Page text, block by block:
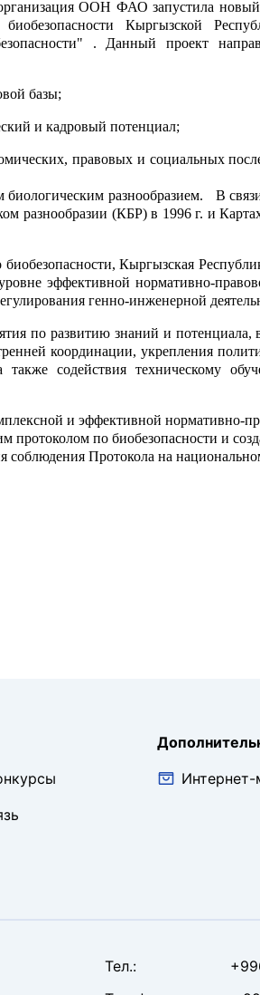
ООН ФАО запустила новый
Кыргызской
. Данный проект
базы;
и кадровый потенциал;
правовых и социальных
биологическим разнообразием. В
разнообразии (КБР) в 1996 г. и
Кыргызская
эффективной нормативно-
генно-инженерной
по развитию знаний и потенциала,
координации, укрепления
содействия техническому
и эффективной нормативно-
протоколом по биобезопасности и
соблюдения Протокола на
Интернет-
Тел.: